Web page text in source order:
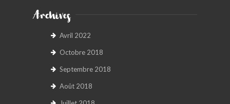
Archives
Avril 2022
Octobre 2018
Septembre 2018
Août 2018